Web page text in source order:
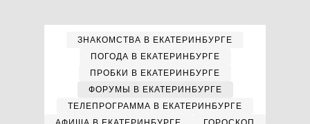
ЗНАКОМСТВА В ЕКАТЕРИНБУРГЕ
ПОГОДА В ЕКАТЕРИНБУРГЕ
ПРОБКИ В ЕКАТЕРИНБУРГЕ
ФОРУМЫ В ЕКАТЕРИНБУРГЕ
ТЕЛЕПРОГРАММА В ЕКАТЕРИНБУРГЕ